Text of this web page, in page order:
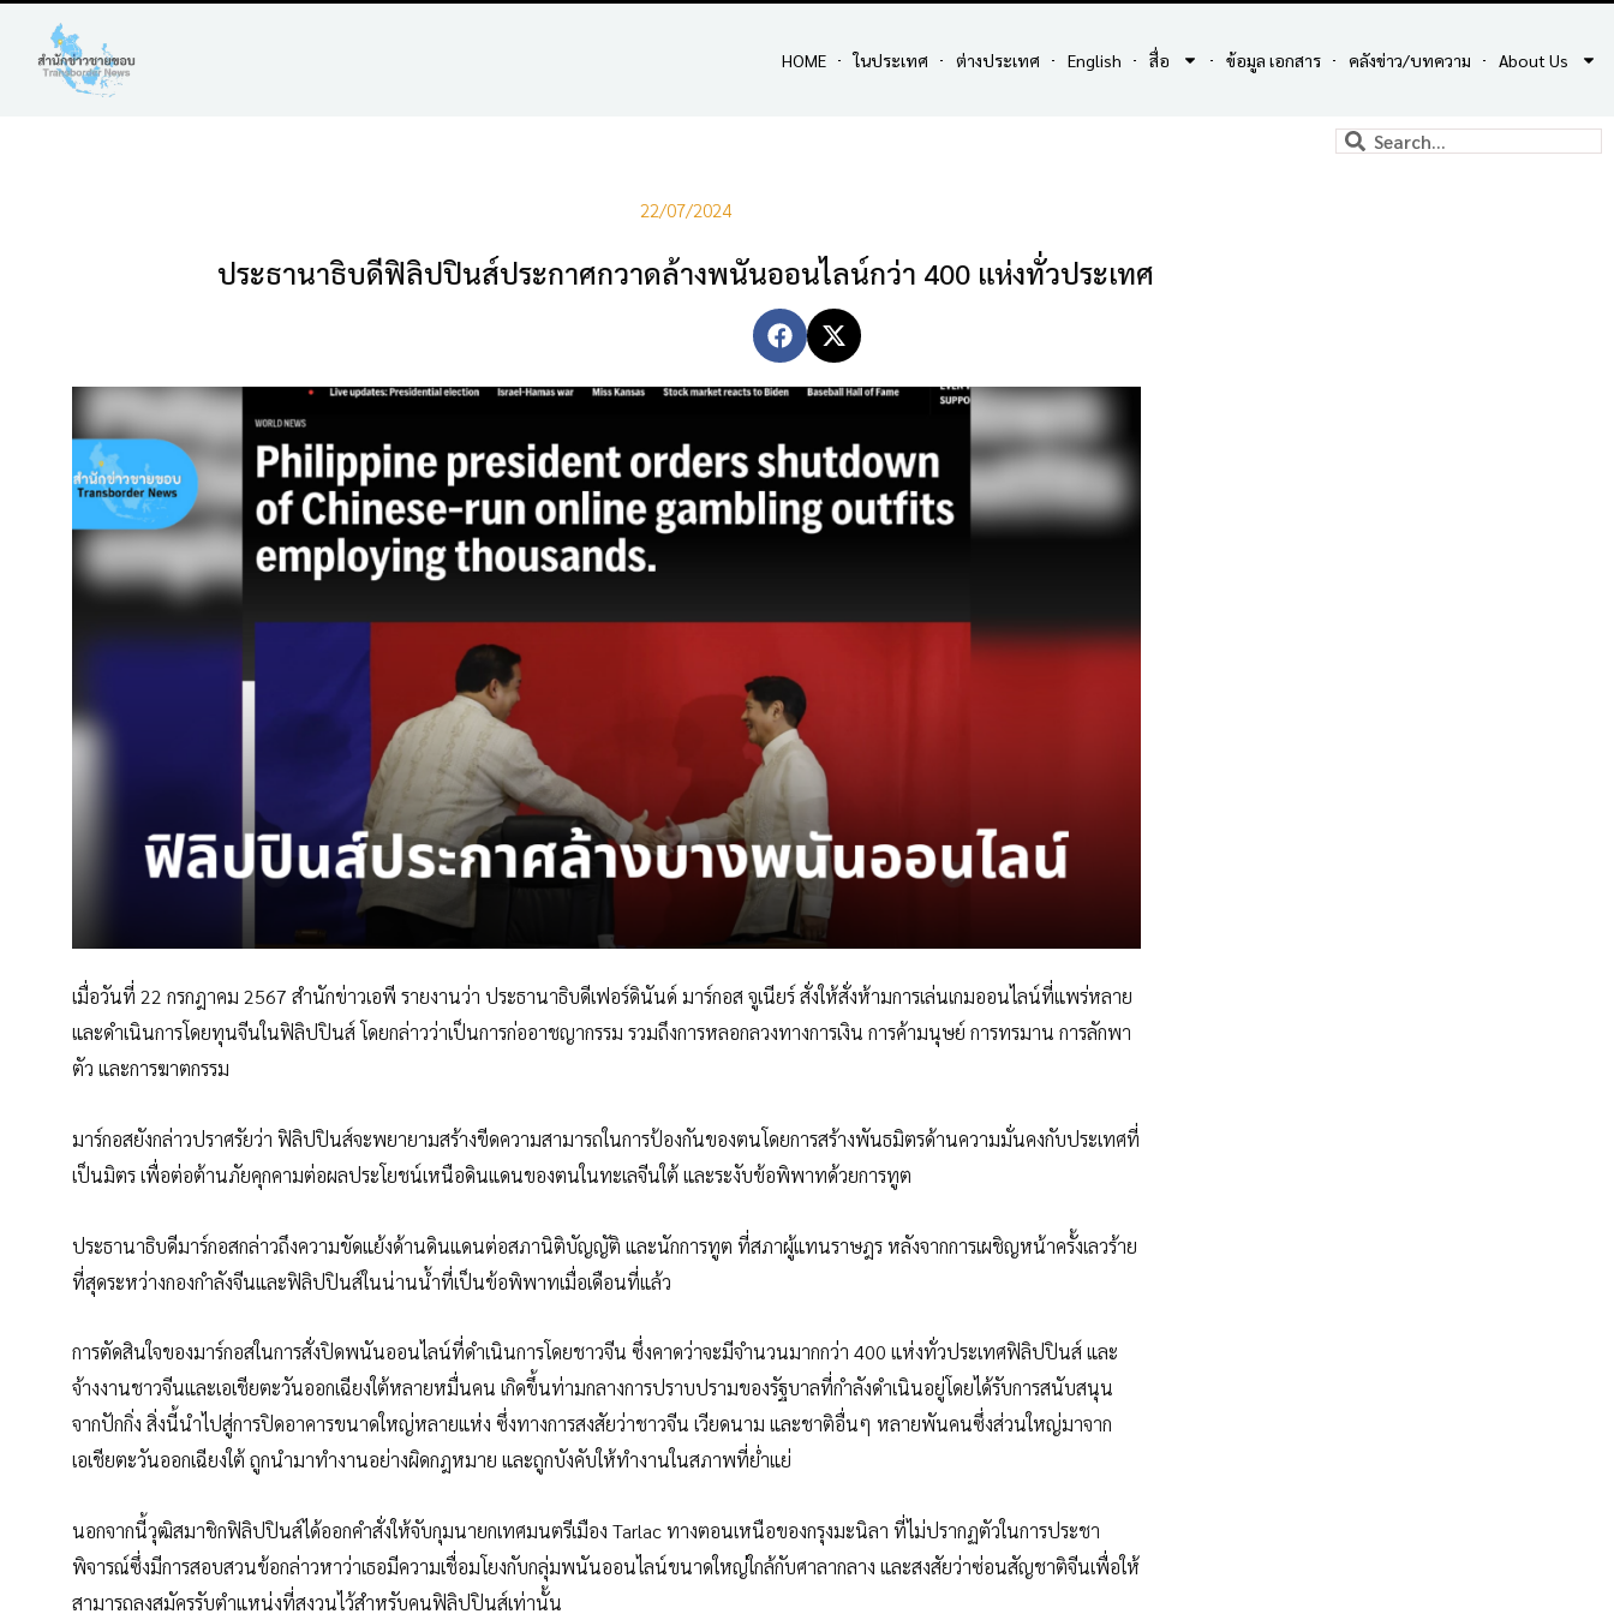
HOME ในประเทศ ต่างประเทศ English สื่อ ข้อมูล เอกสาร คลังข่าว/บทความ About Us
22/07/2024
ประธานาธิบดีฟิลิปปินส์ประกาศกวาดล้างพนันออนไลน์กว่า 400 แห่งทั่วประเทศ
เมื่อวันที่ 22 กรกฎาคม 2567 สำนักข่าวเอพี รายงานว่า ประธานาธิบดีเฟอร์ดินันด์ มาร์กอส จูเนียร์ สั่งให้สั่งห้ามการเล่นเกมออนไลน์ที่แพร่หลาย
และดำเนินการโดยทุนจีนในฟิลิปปินส์ โดยกล่าวว่าเป็นการก่ออาชญากรรม รวมถึงการหลอกลวงทางการเงิน การค้ามนุษย์ การทรมาน การลักพา
ตัว และการฆาตกรรม
มาร์กอสยังกล่าวปราศรัยว่า ฟิลิปปินส์จะพยายามสร้างขีดความสามารถในการป้องกันของตนโดยการสร้างพันธมิตรด้านความมั่นคงกับประเทศที่
เป็นมิตร เพื่อต่อต้านภัยคุกคามต่อผลประโยชน์เหนือดินแดนของตนในทะเลจีนใต้ และระงับข้อพิพาทด้วยการทูต
ประธานาธิบดีมาร์กอสกล่าวถึงความขัดแย้งด้านดินแดนต่อสภานิติบัญญัติ และนักการทูต ที่สภาผู้แทนราษฎร หลังจากการเผชิญหน้าครั้งเลวร้าย
ที่สุดระหว่างกองกำลังจีนและฟิลิปปินส์ในน่านน้ำที่เป็นข้อพิพาทเมื่อเดือนที่แล้ว
การตัดสินใจของมาร์กอสในการสั่งปิดพนันออนไลน์ที่ดำเนินการโดยชาวจีน ซึ่งคาดว่าจะมีจำนวนมากกว่า 400 แห่งทั่วประเทศฟิลิปปินส์ และ
จ้างงานชาวจีนและเอเชียตะวันออกเฉียงใต้หลายหมื่นคน เกิดขึ้นท่ามกลางการปราบปรามของรัฐบาลที่กำลังดำเนินอยู่โดยได้รับการสนับสนุน
จากปักกิ่ง สิ่งนี้นำไปสู่การปิดอาคารขนาดใหญ่หลายแห่ง ซึ่งทางการสงสัยว่าชาวจีน เวียดนาม และชาติอื่นๆ หลายพันคนซึ่งส่วนใหญ่มาจาก
เอเชียตะวันออกเฉียงใต้ ถูกนำมาทำงานอย่างผิดกฎหมาย และถูกบังคับให้ทำงานในสภาพที่ย่ำแย่
นอกจากนี้วุฒิสมาชิกฟิลิปปินส์ได้ออกคำสั่งให้จับกุมนายกเทศมนตรีเมือง Tarlac ทางตอนเหนือของกรุงมะนิลา ที่ไม่ปรากฏตัวในการประชา
พิจารณ์ซึ่งมีการสอบสวนข้อกล่าวหาว่าเธอมีความเชื่อมโยงกับกลุ่มพนันออนไลน์ขนาดใหญ่ใกล้กับศาลากลาง และสงสัยว่าซ่อนสัญชาติจีนเพื่อให้
สามารถลงสมัครรับตำแหน่งที่สงวนไว้สำหรับคนฟิลิปปินส์เท่านั้น